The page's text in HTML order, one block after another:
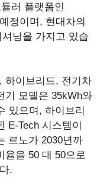
러 플랫폼인
정이며, 현대차의
닝을 가지고 있습
하이브리드, 전기차
기 모델은 35kWh와
있으며, 하이브리
E-Tech 시스템이
르노가 2030년까
율을 50 대 50으로
.